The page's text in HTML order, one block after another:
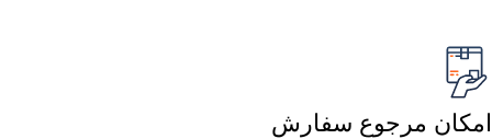
امکان مرجوع سفارش